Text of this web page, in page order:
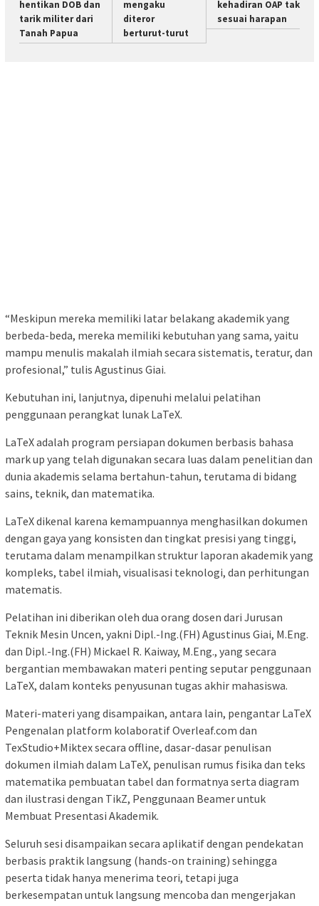
hentikan DOB dan
tarik militer dari
Tanah Papua
mengaku
diteror
berturut-turut
kehadiran OAP tak
sesuai harapan
“Meskipun mereka memiliki latar belakang akademik yang
berbeda-beda, mereka memiliki kebutuhan yang sama, yaitu
mampu menulis makalah ilmiah secara sistematis, teratur, dan
profesional,” tulis Agustinus Giai.
Kebutuhan ini, lanjutnya, dipenuhi melalui pelatihan
penggunaan perangkat lunak LaTeX.
LaTeX adalah program persiapan dokumen berbasis bahasa
mark up yang telah digunakan secara luas dalam penelitian dan
dunia akademis selama bertahun-tahun, terutama di bidang
sains, teknik, dan matematika.
LaTeX dikenal karena kemampuannya menghasilkan dokumen
dengan gaya yang konsisten dan tingkat presisi yang tinggi,
terutama dalam menampilkan struktur laporan akademik yang
kompleks, tabel ilmiah, visualisasi teknologi, dan perhitungan
matematis.
Pelatihan ini diberikan oleh dua orang dosen dari Jurusan
Teknik Mesin Uncen, yakni Dipl.-Ing.(FH) Agustinus Giai, M.Eng.
dan Dipl.-Ing.(FH) Mickael R. Kaiway, M.Eng., yang secara
bergantian membawakan materi penting seputar penggunaan
LaTeX, dalam konteks penyusunan tugas akhir mahasiswa.
Materi-materi yang disampaikan, antara lain, pengantar LaTeX
Pengenalan platform kolaboratif Overleaf.com dan
TexStudio+Miktex secara offline, dasar-dasar penulisan
dokumen ilmiah dalam LaTeX, penulisan rumus fisika dan teks
matematika pembuatan tabel dan formatnya serta diagram
dan ilustrasi dengan TikZ, Penggunaan Beamer untuk
Membuat Presentasi Akademik.
Seluruh sesi disampaikan secara aplikatif dengan pendekatan
berbasis praktik langsung (hands-on training) sehingga
peserta tidak hanya menerima teori, tetapi juga
berkesempatan untuk langsung mencoba dan mengerjakan